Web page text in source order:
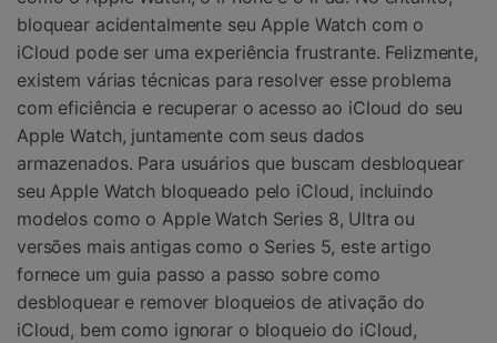
bloquear acidentalmente seu Apple Watch com o
iCloud pode ser uma experiência frustrante. Felizmente,
existem várias técnicas para resolver esse problema
com eficiência e recuperar o acesso ao iCloud do seu
Apple Watch, juntamente com seus dados
armazenados. Para usuários que buscam desbloquear
seu Apple Watch bloqueado pelo iCloud, incluindo
modelos como o Apple Watch Series 8, Ultra ou
versões mais antigas como o Series 5, este artigo
fornece um guia passo a passo sobre como
desbloquear e remover bloqueios de ativação do
iCloud, bem como ignorar o bloqueio do iCloud,